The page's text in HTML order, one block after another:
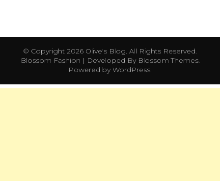
© Copyright 2026 Olive's Blog. All Rights Reserved.
Blossom Fashion | Developed ByBlossom Themes.
Powered by WordPress.